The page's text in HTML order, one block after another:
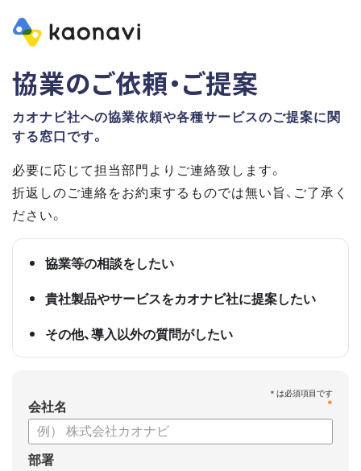
協業のご依頼・ご提案
カオナビ社への協業依頼や各種サービスのご提案に関
する窓口です。
必要に応じて担当部門よりご連絡致します。
折返しのご連絡をお約束するものでは無い旨、ご了承く
ださい。
協業等の相談をしたい
貴社製品やサービスをカオナビ社に提案したい
その他、導入以外の質問がしたい
*
会社名
部署